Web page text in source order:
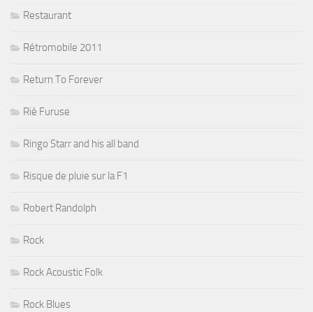
Restaurant
Rétromobile 2011
Return To Forever
Rié Furuse
Ringo Starr and his all band
Risque de pluie sur la F1
Robert Randolph
Rock
Rock Acoustic Folk
Rock Blues